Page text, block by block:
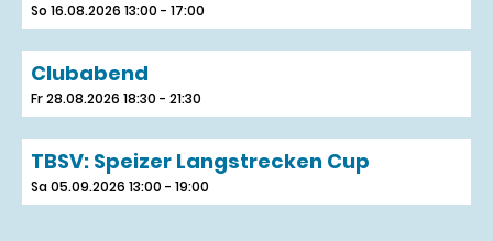
So 16.08.2026 13:00 - 17:00
Clubabend
Fr 28.08.2026 18:30 - 21:30
TBSV: Speizer Langstrecken Cup
Sa 05.09.2026 13:00 - 19:00